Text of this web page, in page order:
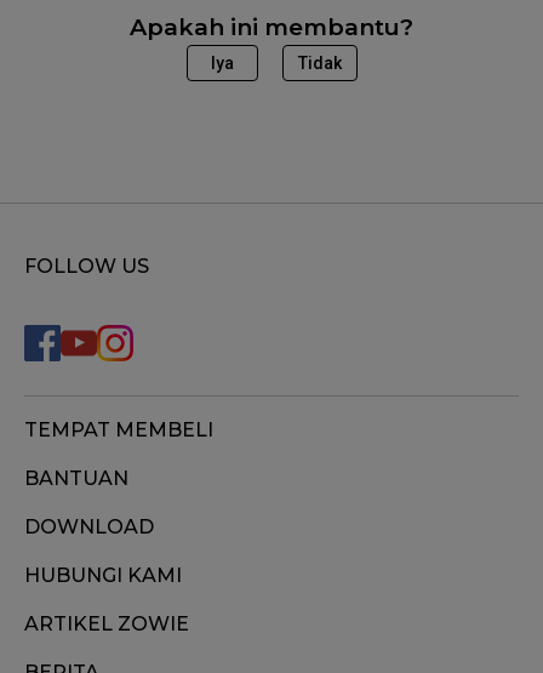
Apakah ini membantu?
Iya Tidak
FOLLOW US
TEMPAT MEMBELI
BANTUAN
DOWNLOAD
HUBUNGI KAMI
ARTIKEL ZOWIE